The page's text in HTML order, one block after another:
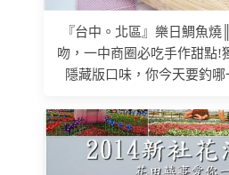
『台中。北區』樂日鯛魚
吻，一中商圈必吃手作甜點!
隱藏版口味，你今天要釣